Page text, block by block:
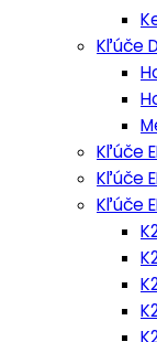
Kľúče
Kľúče
Kľúče
Kľúče